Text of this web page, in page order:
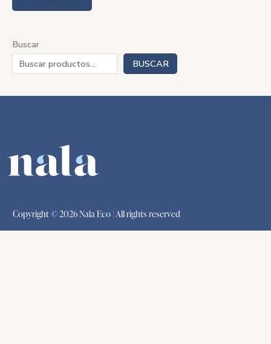
Buscar
BUSCAR
Copyright © 2026 Nala Eco | All rights reserved